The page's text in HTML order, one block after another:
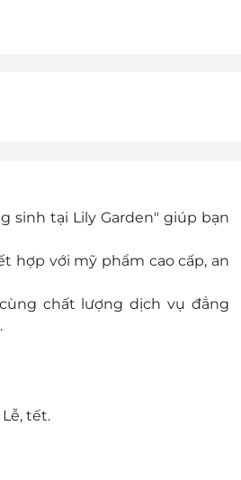
sinh tại Lily Garden" giúp bạn
hợp với mỹ phẩm cao cấp, an
chất lượng dịch vụ đẳng
tết.